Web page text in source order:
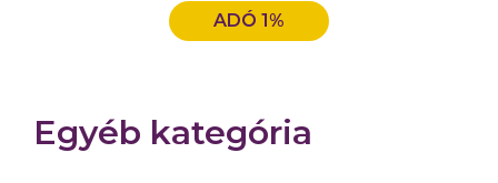
ADÓ 1%
Egyéb kategória